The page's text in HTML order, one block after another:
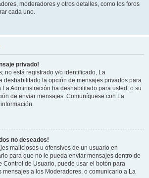
moderadores y otros detalles, como los foros
cada uno.
privado!
no está registrado y/o identificado, La
deshabilitado la opción de mensajes privados para
Administración ha deshabilitado para usted, o su
de enviar mensajes. Comuníquese con La
no deseados!
maliciosos u ofensivos de un usuario en
para que no le pueda enviar mensajes dentro de
Control de Usuario, puede usar el botón para
mensajes a los Moderadores, o comunicarlo a La